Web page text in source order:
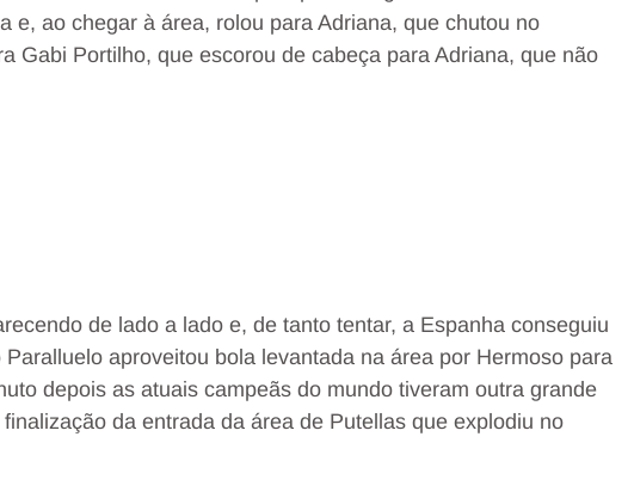
e, ao chegar à área, rolou para Adriana, que chutou no
Gabi Portilho, que escorou de cabeça para Adriana, que não
de lado a lado e, de tanto tentar, a Espanha conseguiu
aproveitou bola levantada na área por Hermoso para
depois as atuais campeãs do mundo tiveram outra grande
da entrada da área de Putellas que explodiu no